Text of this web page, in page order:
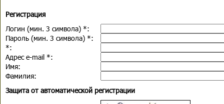
Регистрация
Логин (мин. 3 символа) *:
Пароль (мин. 3 символа) *:
*:
Адрес e-mail *:
Имя:
Фамилия:
Защита от автоматической регистрации